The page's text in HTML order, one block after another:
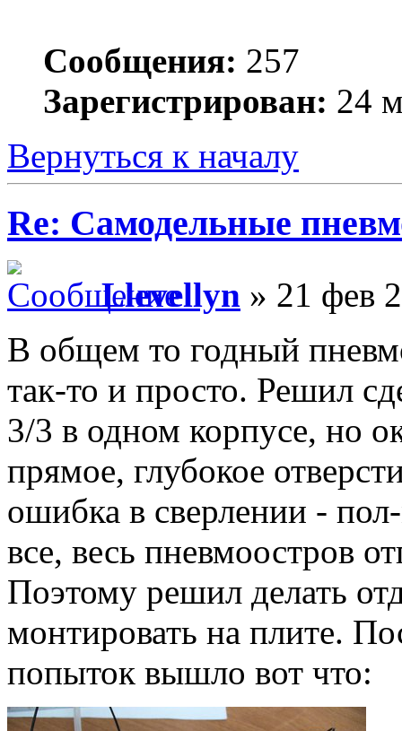
Сообщения: 257
Зарегистрирован: 24
Вернуться к началу
Re: Самодельные
Llevellyn » 21 фев
В общем то годный
так-то и просто. Решил
3/3 в одном корпусе, но
прямое, глубокое
ошибка в сверлении -
все, весь пневмоостров
Поэтому решил делать
монтировать на плите.
попыток вышло вот что: